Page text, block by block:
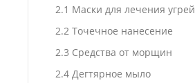
2.1 Маски для лечения угрей
2.2Точечное нанесение
2.3 Средства от морщин
2.4Дегтярное мыло